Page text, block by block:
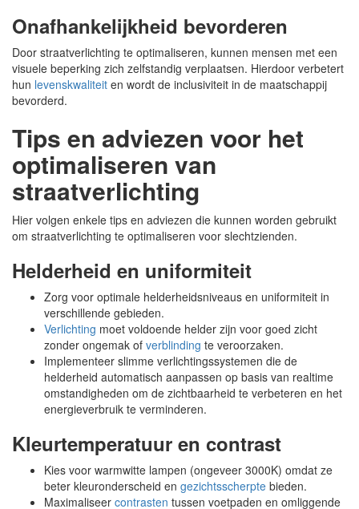
Onafhankelijkheid bevorderen
Door straatverlichting te optimaliseren, kunnen mensen met een
visuele beperking zich zelfstandig verplaatsen. Hierdoor verbetert
hun levenskwaliteit en wordt de inclusiviteit in de maatschappij
bevorderd.
Tips en adviezen voor het
optimaliseren van
straatverlichting
Hier volgen enkele tips en adviezen die kunnen worden gebruikt
om straatverlichting te optimaliseren voor slechtzienden.
Helderheid en uniformiteit
Zorg voor optimale helderheidsniveaus en uniformiteit in
verschillende gebieden.
Verlichting moet voldoende helder zijn voor goed zicht
zonder ongemak of verblinding te veroorzaken.
Implementeer slimme verlichtingssystemen die de
helderheid automatisch aanpassen op basis van realtime
omstandigheden om de zichtbaarheid te verbeteren en het
energieverbruik te verminderen.
Kleurtemperatuur en contrast
Kies voor warmwitte lampen (ongeveer 3000K) omdat ze
beter kleuronderscheid en gezichtsscherpte bieden.
Maximaliseer contrasten tussen voetpaden en omliggende